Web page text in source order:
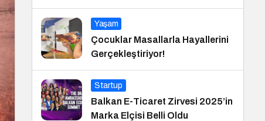
Yaşam
Çocuklar Masallarla Hayallerini
Gerçekleştiriyor!
Startup
Balkan E-Ticaret Zirvesi 2025’in
Marka Elçisi Belli Oldu